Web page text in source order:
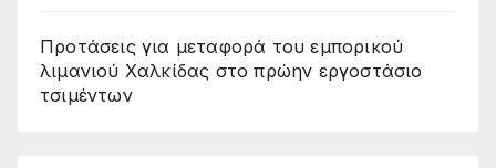
Προτάσεις για μεταφορά του εμπορικού
λιμανιού Χαλκίδας στο πρώην εργοστάσιο
τσιμέντων